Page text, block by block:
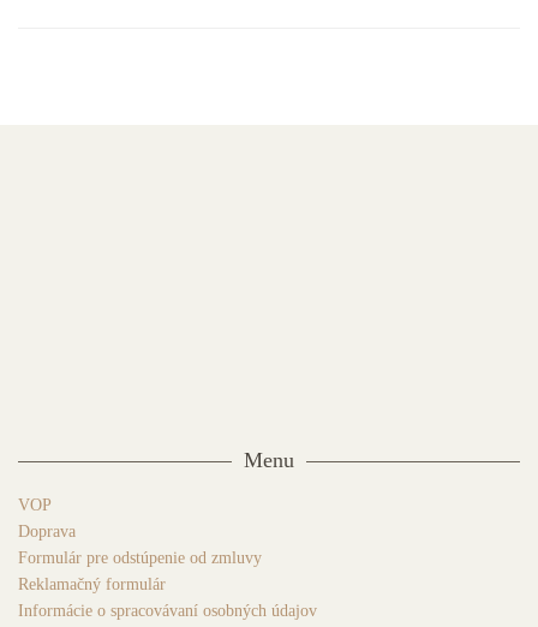
Menu
VOP
Doprava
Formulár pre odstúpenie od zmluvy
Reklamačný formulár
Informácie o spracovávaní osobných údajov